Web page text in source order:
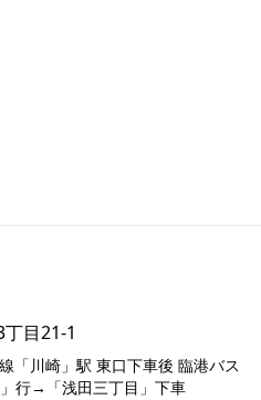
目21-1
「川崎」駅 東口下車後 臨港バス
行→「浅田三丁目」下車